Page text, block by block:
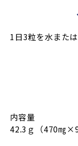
1日3粒を水また
内容量
42.3ｇ（470㎎